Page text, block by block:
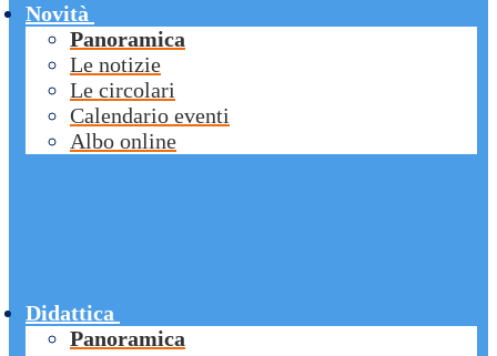
Novità
Panoramica
Le notizie
Le circolari
Calendario eventi
Albo online
Didattica
Panoramica